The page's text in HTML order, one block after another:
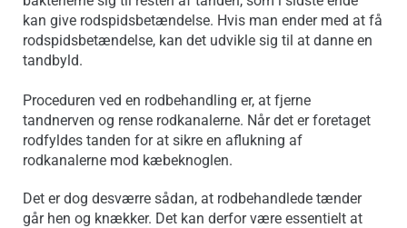
kan give rodspidsbetændelse. Hvis man ender med at få
rodspidsbetændelse, kan det udvikle sig til at danne en
tandbyld.
Proceduren ved en rodbehandling er, at fjerne
tandnerven og rense rodkanalerne. Når det er foretaget
rodfyldes tanden for at sikre en aflukning af
rodkanalerne mod kæbeknoglen.
Det er dog desværre sådan, at rodbehandlede tænder
går hen og knækker. Det kan derfor være essentielt at